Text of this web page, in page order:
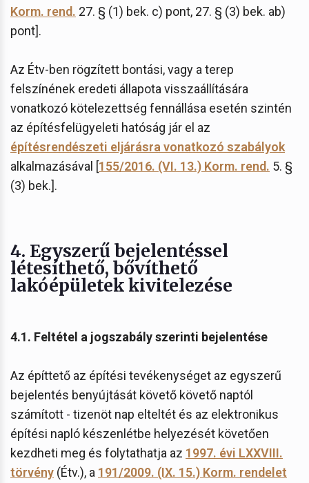
Korm. rend. 27. § (1) bek. c) pont, 27. § (3) bek. ab)
pont].
Az Étv-ben rögzített bontási, vagy a terep
felszínének eredeti állapota visszaállítására
vonatkozó kötelezettség fennállása esetén szintén
az építésfelügyeleti hatóság jár el az
építésrendészeti eljárásra vonatkozó szabályok
alkalmazásával [155/2016. (VI. 13.) Korm. rend. 5. §
(3) bek.].
4. Egyszerű bejelentéssel
létesíthető, bővíthető
lakóépületek kivitelezése
4.1. Feltétel a jogszabály szerinti bejelentése
Az építtető az építési tevékenységet az egyszerű
bejelentés benyújtását követő követő naptól
számított - tizenöt nap elteltét és az elektronikus
építési napló készenlétbe helyezését követően
kezdheti meg és folytathatja az 1997. évi LXXVIII.
törvény (Étv.), a 191/2009. (IX. 15.) Korm. rendelet